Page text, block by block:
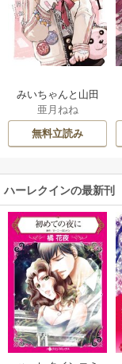
みいちゃんと山田
さん
亜月ねね
無料立読み
ハーレクインの最新刊